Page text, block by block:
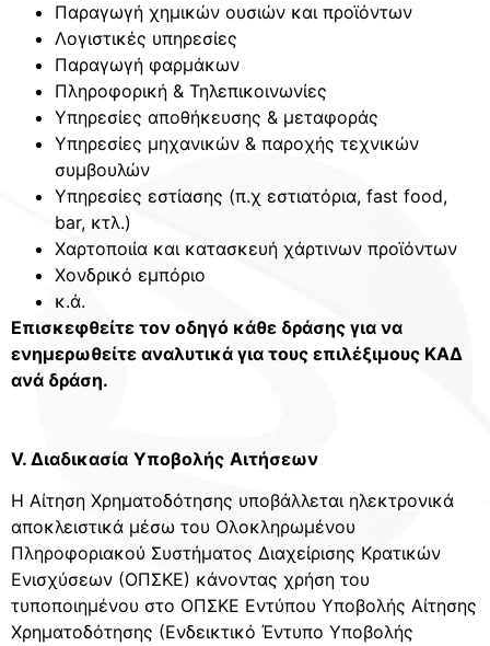
Παραγωγή χημικών ουσιών και προϊόντων
Λογιστικές υπηρεσίες
Παραγωγή φαρμάκων
Πληροφορική & Τηλεπικοινωνίες
Υπηρεσίες αποθήκευσης & μεταφοράς
Υπηρεσίες μηχανικών & παροχής τεχνικών
συμβουλών
Υπηρεσίες εστίασης (π.χ εστιατόρια, fast food,
bar, κτλ.)
Χαρτοποιία και κατασκευή χάρτινων προϊόντων
Χονδρικό εμπόριο
κ.ά.
Επισκεφθείτε τον οδηγό κάθε δράσης για να
ενημερωθείτε αναλυτικά για τους επιλέξιμους ΚΑΔ
ανά δράση.
V. Διαδικασία Υποβολής Αιτήσεων
Η Αίτηση Χρηματοδότησης υποβάλλεται ηλεκτρονικά
αποκλειστικά μέσω του Ολοκληρωμένου
Πληροφοριακού Συστήματος Διαχείρισης Κρατικών
Ενισχύσεων (ΟΠΣΚΕ) κάνοντας χρήση του
τυποποιημένου στο ΟΠΣΚΕ Εντύπου Υποβολής Αίτησης
Χρηματοδότησης (Ενδεικτικό Έντυπο Υποβολής